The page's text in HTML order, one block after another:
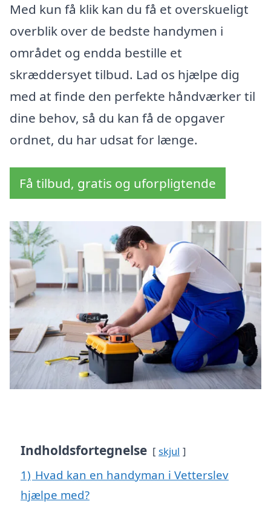
Med kun få klik kan du få et overskueligt
overblik over de bedste handymen i
området og endda bestille et
skræddersyet tilbud. Lad os hjælpe dig
med at finde den perfekte håndværker til
dine behov, så du kan få de opgaver
ordnet, du har udsat for længe.
Få tilbud, gratis og uforpligtende
Indholdsfortegnelse skjul
1) Hvad kan en handyman i Vetterslev
hjælpe med?